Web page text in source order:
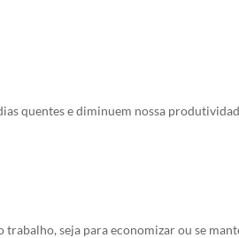
quentes e diminuem nossa
trabalho, seja para economizar ou se